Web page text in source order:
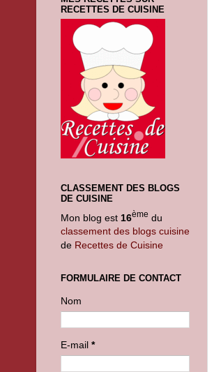
RECETTES DE CUISINE
CLASSEMENT DES BLOGS
DE CUISINE
Mon blog est 16ème du
classement des blogs cuisine
de Recettes de Cuisine
FORMULAIRE DE CONTACT
Nom
E-mail *